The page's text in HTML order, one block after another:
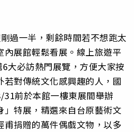
過一半，剩餘時間若不想跑太
內展館輕鬆看展。線上旅遊平
大必訪熱門展覽，方便大家按
若對傳統文化感興趣的人，國
前於本館一樓東展間舉辦
」特展，精選來自台原藝術文
甫捐贈的萬件偶戲文物，以多